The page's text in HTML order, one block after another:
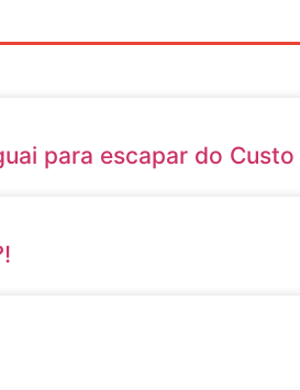
para escapar do Custo